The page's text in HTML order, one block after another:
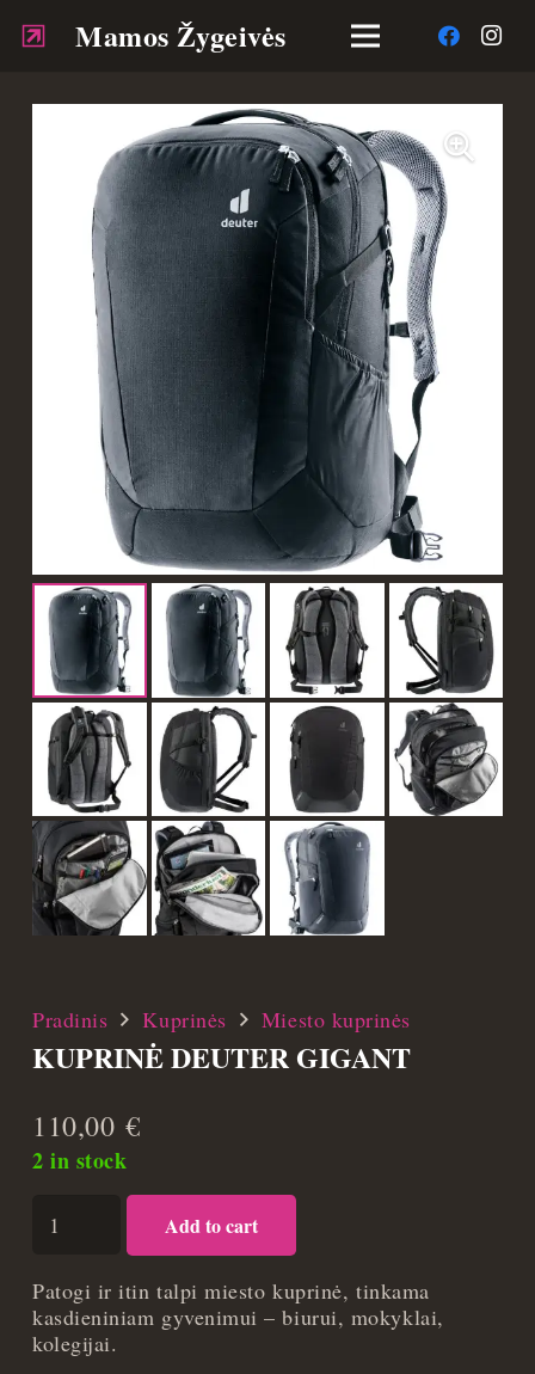
Mamos Žygeivės
Pradinis Kuprinės Miesto kuprinės
KUPRINĖ DEUTER GIGANT
110,00 €
2 in stock
Deuter
quantity
Add to cart
Patogi ir itin talpi miesto kuprinė, tinkama
kasdieniniam gyvenimui – biurui, mokyklai,
kolegijai.